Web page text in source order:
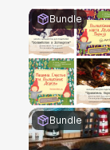
Bundle
Bundle